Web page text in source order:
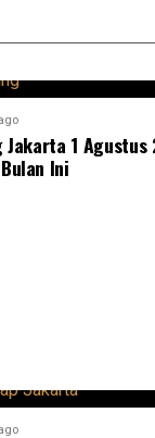
Jakarta 1 Agustus
Ini